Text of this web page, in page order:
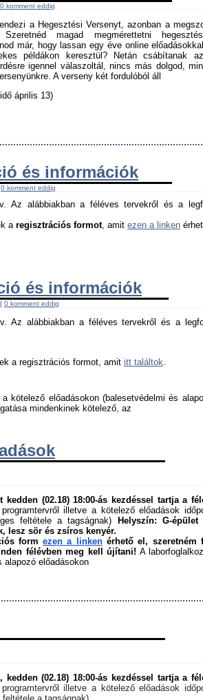
0 komment eddig
a Hegesztési Versenyt, azonban a
magad megmérettetni
már, hogy lassan egy éve online
példákon keresztül? Netán csábítanak
igennel válaszoltál, nincs más dolgod,
A verseny két fordulóból áll
április 13)
és információk
0 komment eddig
Az alábbiakban a féléves tervekről és a
a regisztrációs formot, amit ezen a linken
és információk
0 komment eddig
Az alábbiakban a féléves tervekről és a
a regisztrációs formot, amit itt találtok.
kötelező előadásokon (balesetvédelmi és
mindenkinek kötelező, az
(02.18) 18:00-ás kezdéssel tartja a
illetve a kötelező előadások
feltétele a tagságnak) Helyszín: G-épület
lesz sör és zsíros kenyér.
form ezen a linken érhető el, szeretném
félévben meg kell újítani! A
előadásokon
(02.18) 18:00-ás kezdéssel tartja a
illetve a kötelező előadások
feltétele a tagságnak)